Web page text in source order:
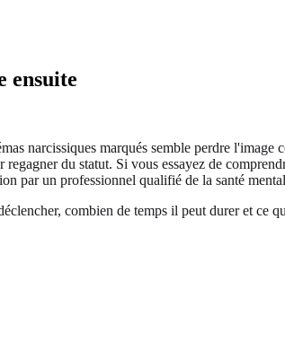
ensuite
narcissiques marqués semble perdre
du statut. Si vous essayez de
par un professionnel qualifié de la santé
combien de temps il peut durer et ce